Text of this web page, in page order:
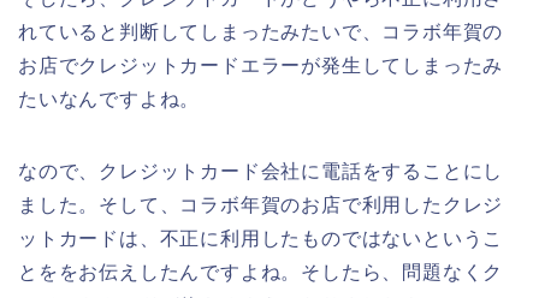
れていると判断してしまったみたいで、コラボ年賀の
お店でクレジットカードエラーが発生してしまったみ
たいなんですよね。
なので、クレジットカード会社に電話をすることにし
ました。そして、コラボ年賀のお店で利用したクレジ
ットカードは、不正に利用したものではないというこ
とををお伝えしたんですよね。そしたら、問題なくク